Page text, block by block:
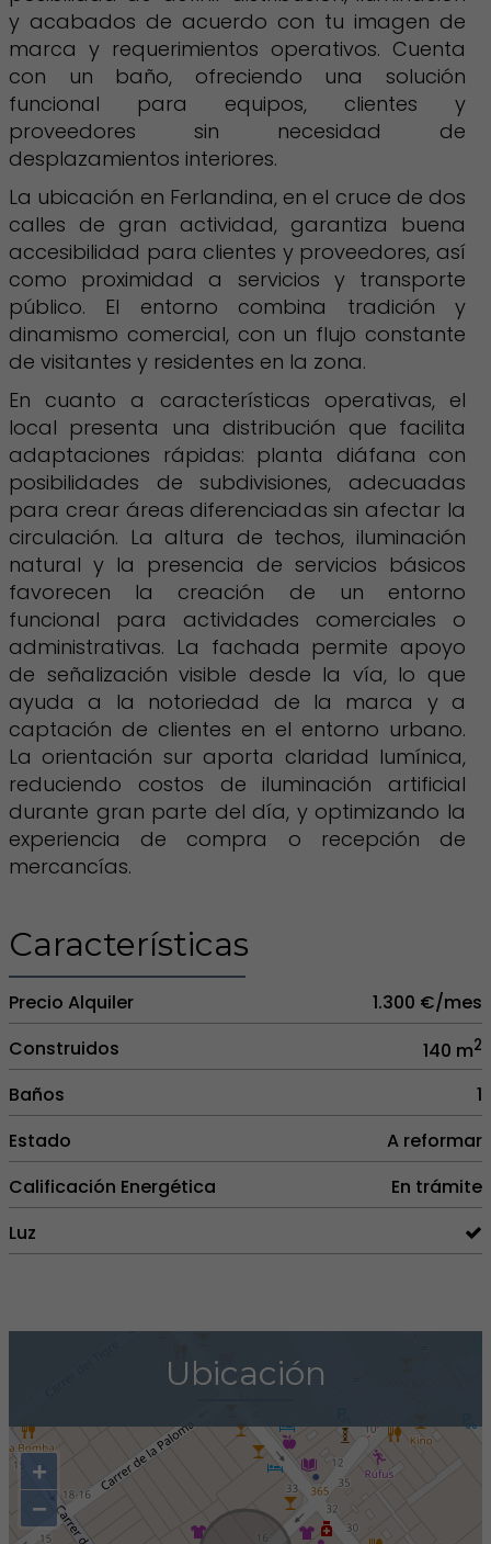
y acabados de acuerdo con tu imagen de
marca y requerimientos operativos. Cuenta
con un baño, ofreciendo una solución
funcional para equipos, clientes y
proveedores sin necesidad de
desplazamientos interiores.
La ubicación en Ferlandina, en el cruce de dos
calles de gran actividad, garantiza buena
accesibilidad para clientes y proveedores, así
como proximidad a servicios y transporte
público. El entorno combina tradición y
dinamismo comercial, con un flujo constante
de visitantes y residentes en la zona.
En cuanto a características operativas, el
local presenta una distribución que facilita
adaptaciones rápidas: planta diáfana con
posibilidades de subdivisiones, adecuadas
para crear áreas diferenciadas sin afectar la
circulación. La altura de techos, iluminación
natural y la presencia de servicios básicos
favorecen la creación de un entorno
funcional para actividades comerciales o
administrativas. La fachada permite apoyo
de señalización visible desde la vía, lo que
ayuda a la notoriedad de la marca y a
captación de clientes en el entorno urbano.
La orientación sur aporta claridad lumínica,
reduciendo costos de iluminación artificial
durante gran parte del día, y optimizando la
experiencia de compra o recepción de
mercancías.
Características
Precio Alquiler
1.300 €/mes
Construidos
140 m2
Baños
1
Estado
A reformar
Calificación Energética
En trámite
Luz
Ubicación
+
−